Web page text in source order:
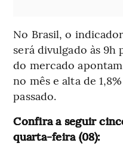
No Brasil, o
será divulgado às 9h
do mercado
no mês e alta de
passado.
Confira a seguir
quarta-feira (08):